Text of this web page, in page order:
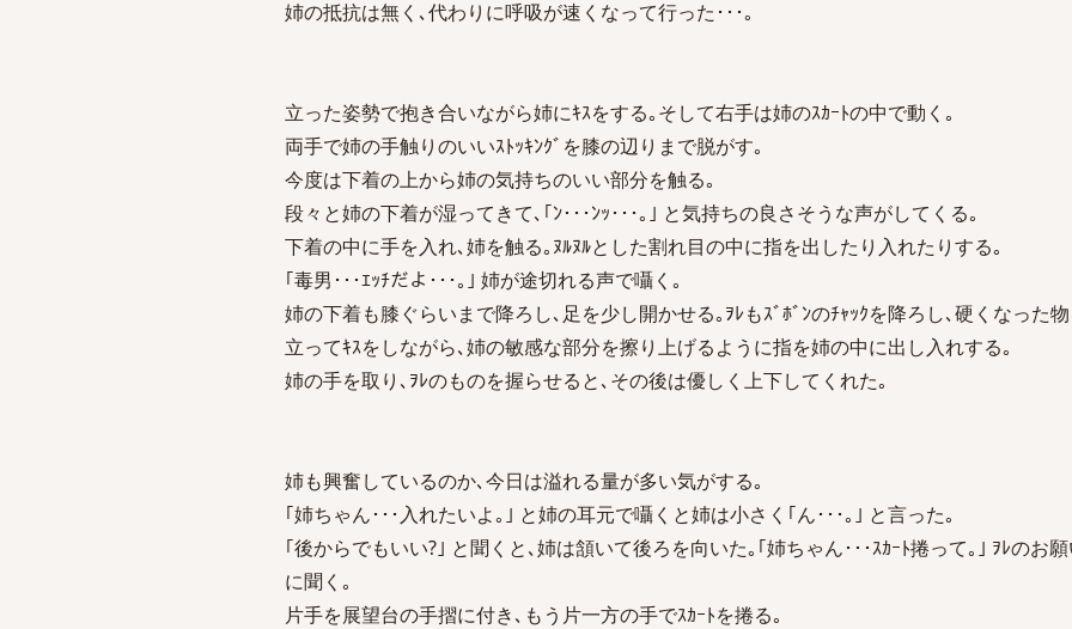
姉の抵抗は無く､代わりに呼吸が速くなって行った･･･｡
立った姿勢で抱き合いながら姉にｷｽをする｡そして右手は姉のｽｶｰﾄの中で動く｡
両手で姉の手触りのいいｽﾄｯｷﾝｸﾞを膝の辺りまで脱がす｡
今度は下着の上から姉の気持ちのいい部分を触る｡
段々と姉の下着が湿ってきて､｢ﾝ･･･ﾝｯ･･･｡｣ と気持ちの良さそうな声がしてくる｡
下着の中に手を入れ､姉を触る｡ﾇﾙﾇﾙとした割れ目の中に指を出したり入れたりする｡
｢毒男･･･ｴｯﾁだよ･･･｡｣ 姉が途切れる声で囁く｡
姉の下着も膝ぐらいまで降ろし､足を少し開かせる｡ｦﾚもｽﾞﾎﾞﾝのﾁｬｯｸを降ろし､硬くなった
立ってｷｽをしながら､姉の敏感な部分を擦り上げるように指を姉の中に出し入れする｡
姉の手を取り､ｦﾚのものを握らせると､その後は優しく上下してくれた｡
姉も興奮しているのか､今日は溢れる量が多い気がする｡
｢姉ちゃん･･･入れたいよ｡｣ と姉の耳元で囁くと姉は小さく｢ん･･･｡｣ と言った｡
｢後からでもいい?｣ と聞くと､姉は頷いて後ろを向いた｡｢姉ちゃん･･･ｽｶｰﾄ捲って｡｣ ｦﾚのお
に聞く｡
片手を展望台の手摺に付き､もう片一方の手でｽｶｰﾄを捲る｡